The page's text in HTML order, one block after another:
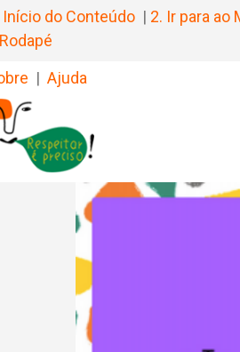
Início do Conteúdo | 2. Ir para ao
| Ajuda